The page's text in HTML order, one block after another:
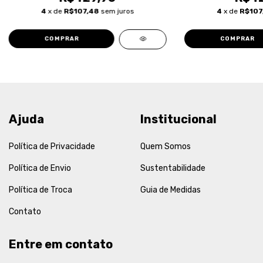
4 x de R$107,48 sem juros
COMPRAR
4 x de
COMPRAR
Ajuda
Política de Privacidade
Política de Envio
Política de Troca
Contato
Institucional
Quem Somos
Sustentabilidade
Guia de Medidas
Entre em contato